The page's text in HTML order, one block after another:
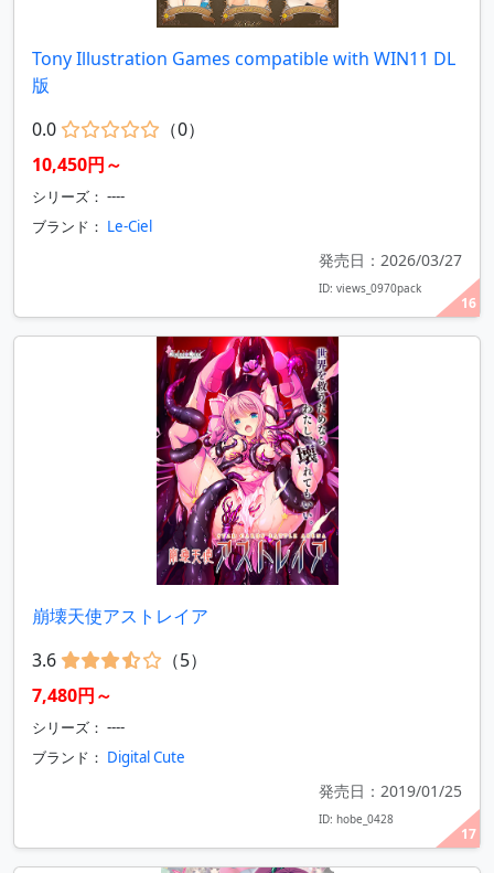
16
Tony Illustration Games compatible with WIN11 DL
版
0.0
（0）
10,450円～
シリーズ： ----
ブランド： Le-Ciel
発売日：2026/03/27
ID: views_0970pack
17
崩壊天使アストレイア
3.6
（5）
7,480円～
シリーズ： ----
ブランド： Digital Cute
発売日：2019/01/25
ID: hobe_0428